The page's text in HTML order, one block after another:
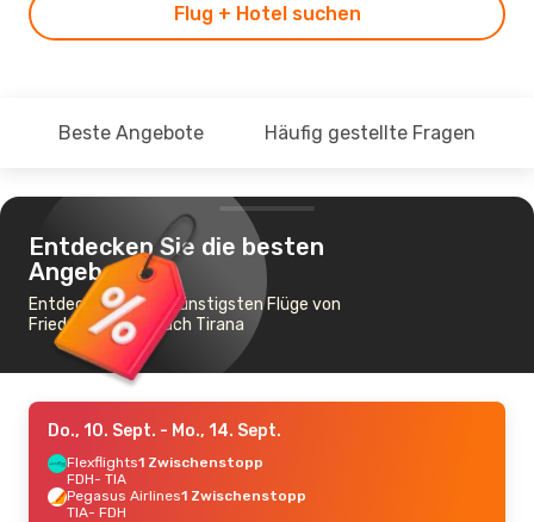
Flug + Hotel suchen
Beste Angebote Häufig gestellte Fragen
Entdecken Sie die besten
Angebote
Entdecken Sie die günstigsten Flüge von
Friedrichshafen nach Tirana
Do., 10. Sept. - Mo., 14. Sept.
Flexflights1 Zwischenstopp
FDH- TIA
Pegasus Airlines1 Zwischenstopp
TIA- FDH